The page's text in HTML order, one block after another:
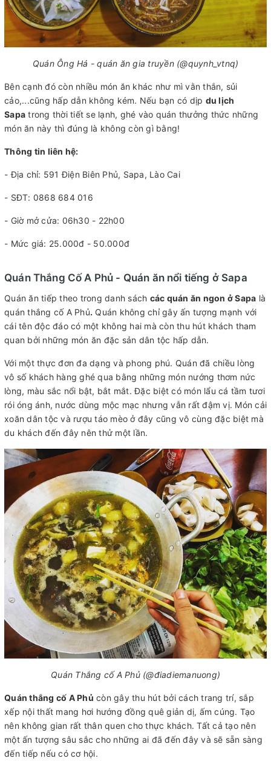
Quán Ông Há - quán ăn gia truyền (@quynh_vtnq)
Bên cạnh đó còn nhiều món ăn khác như mì vằn thắn, sủi
cảo,...cũng hấp dẫn không kém. Nếu bạn có dịp du lịch
Sapa trong thời tiết se lạnh, ghé vào quán thưởng thức những
món ăn này thì đúng là không còn gì bằng!
Thông tin liên hệ:
- Địa chỉ: 591 Điện Biên Phủ, Sapa, Lào Cai
- SĐT: 0868 684 016
- Giờ mở cửa: 06h30 - 22h00
- Mức giá: 25.000đ - 50.000đ
Quán Thắng Cố A Phủ - Quán ăn nổi tiếng ở Sapa
Quán ăn tiếp theo trong danh sách các quán ăn ngon ở Sapa là
quán thắng cố A Phủ. Quán không chỉ gây ấn tượng mạnh với
cái tên độc đáo có một không hai mà còn thu hút khách tham
quan bởi những món ăn đặc sản dân tộc hấp dẫn.
Với một thực đơn đa dạng và phong phú. Quán đã chiều lòng
vô số khách hàng ghé qua bằng những món nướng thơm nức
lòng, màu sắc nổi bật, bắt mắt. Đặc biệt có món lẩu cá tầm tươi
rói óng ánh, nước dùng mộc mạc nhưng vẫn rất đậm vị. Món cải
xoăn dân tộc và rượu táo mèo ở đây cũng vô cùng đặc biệt mà
du khách đến đây nên thử một lần.
Quán Thắng cố A Phủ (@điadiemanuong)
Quán thắng cố A Phủ còn gây thu hút bởi cách trang trí, sắp
xếp nội thất mang hơi hướng đồng quê giản dị, ấm cúng. Tạo
nên không gian rất thân quen cho thực khách. Tất cả tạo nên
một ấn tượng sâu sắc cho những ai đã đến đây và sẽ sẵn sàng
đến tiếp nếu có cơ hội.